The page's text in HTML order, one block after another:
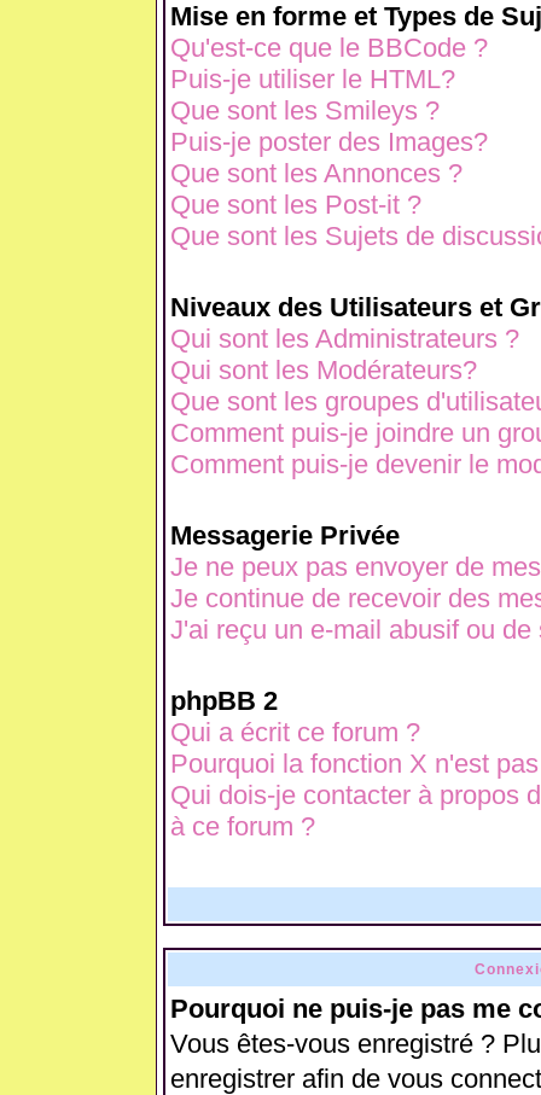
Mise en forme et Types de
Qu'est-ce que le BBCode ?
Puis-je utiliser le HTML?
Que sont les Smileys ?
Puis-je poster des Images?
Que sont les Annonces ?
Que sont les Post-it ?
Que sont les Sujets de
Niveaux des Utilisateurs et
Qui sont les Administrateurs ?
Qui sont les Modérateurs?
Que sont les groupes
Comment puis-je joindre un
Comment puis-je devenir le
Messagerie Privée
Je ne peux pas envoyer de
Je continue de recevoir des
J'ai reçu un e-mail abusif ou
phpBB 2
Qui a écrit ce forum ?
Pourquoi la fonction X n'est
Qui dois-je contacter à propos
à ce forum ?
Pourquoi ne puis-je pas me
Vous êtes-vous enregistré ?
enregistrer afin de vous